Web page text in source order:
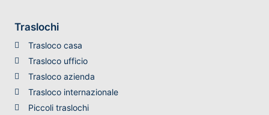
Traslochi
Trasloco casa
Trasloco ufficio
Trasloco azienda
Trasloco internazionale
Piccoli traslochi